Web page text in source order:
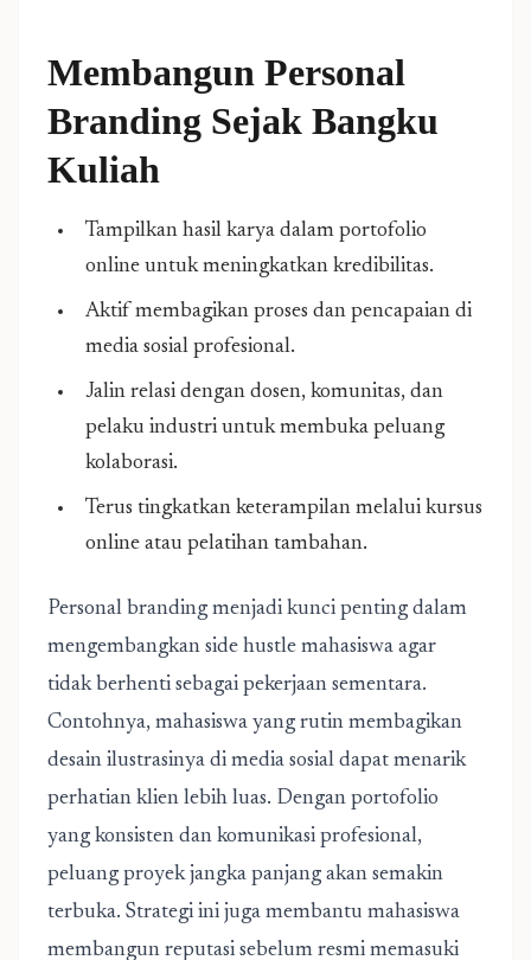
Membangun Personal
Branding Sejak Bangku
Kuliah
Tampilkan hasil karya dalam portofolio
online untuk meningkatkan kredibilitas.
Aktif membagikan proses dan pencapaian di
media sosial profesional.
Jalin relasi dengan dosen, komunitas, dan
pelaku industri untuk membuka peluang
kolaborasi.
Terus tingkatkan keterampilan melalui kursus
online atau pelatihan tambahan.
Personal branding menjadi kunci penting dalam
mengembangkan side hustle mahasiswa agar
tidak berhenti sebagai pekerjaan sementara.
Contohnya, mahasiswa yang rutin membagikan
desain ilustrasinya di media sosial dapat menarik
perhatian klien lebih luas. Dengan portofolio
yang konsisten dan komunikasi profesional,
peluang proyek jangka panjang akan semakin
terbuka. Strategi ini juga membantu mahasiswa
membangun reputasi sebelum resmi memasuki